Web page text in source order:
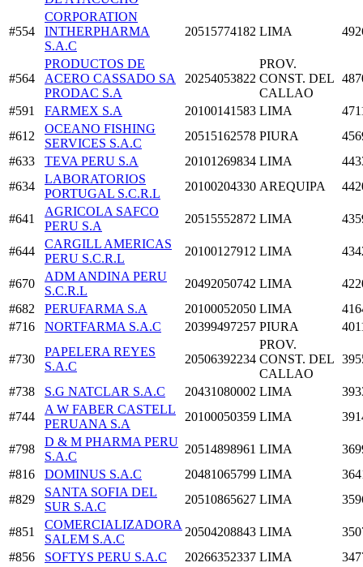
#554
CORPORATION
INTHERPHARMA
S.A.C
20515774182 LIMA
#564
PRODUCTOS DE
ACERO CASSADO SA
PRODAC S.A
20254053822
PROV.
CONST. DEL
CALLAO
#591 FARMEX S.A 20100141583 LIMA
#612
OCEANO FISHING
SERVICES S.A.C
20515162578 PIURA
#633
TEVA PERU S.A 20101269834 LIMA
#634
LABORATORIOS
PORTUGAL S.C.R.L
20100204330 AREQUIPA
#641
AGRICOLA SAFCO
PERU S.A
20515552872 LIMA
#644
CARGILL AMERICAS
PERU S.C.R.L
20100127912 LIMA
#670
ADM ANDINA PERU
S.C.R.L
20492050742 LIMA
#682
PERUFARMA S.A 20100052050 LIMA
#716
NORTFARMA S.A.C 20399497257 PIURA
#730
PAPELERA REYES
S.A.C
20506392234
PROV.
CONST. DEL
CALLAO
#738 S.G NATCLAR S.A.C 20431080002 LIMA
#744
A W FABER CASTELL
PERUANA S.A
20100050359 LIMA
#798
D & M PHARMA PERU
S.A.C
20514898961 LIMA
#816
DOMINUS S.A.C 20481065799 LIMA
#829
SANTA SOFIA DEL
SUR S.A.C
20510865627 LIMA
#851
COMERCIALIZADORA
SALEM S.A.C
20504208843 LIMA
#856
SOFTYS PERU S.A.C 20266352337 LIMA